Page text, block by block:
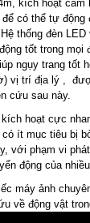
kích hoạt cảm
có thể tự động
thống đèn
tốt trong mọi
ngụy trang tốt
vị trí địa lý ,
cứu sau này.
hoạt cực
ít mục tiêu bị
với phạm vi
động của
máy ảnh
về động vật